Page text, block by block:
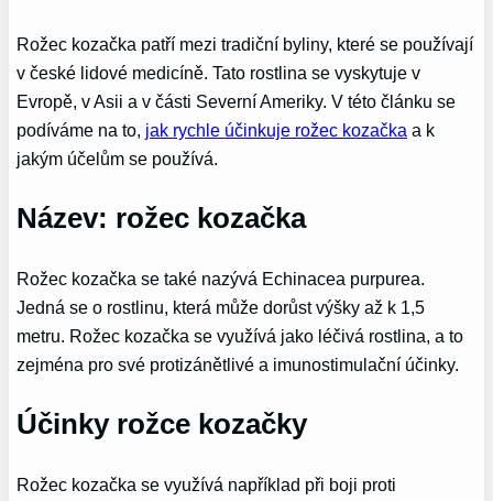
Rožec kozačka patří mezi tradiční byliny, které se používají
v české lidové medicíně. Tato rostlina se vyskytuje v
Evropě, v Asii a v části Severní Ameriky. V této článku se
podíváme na to, jak rychle účinkuje rožec kozačka a k
jakým účelům se používá.
Název: rožec kozačka
Rožec kozačka se také nazývá Echinacea purpurea.
Jedná se o rostlinu, která může dorůst výšky až k 1,5
metru. Rožec kozačka se využívá jako léčivá rostlina, a to
zejména pro své protizánětlivé a imunostimulační účinky.
Účinky rožce kozačky
Rožec kozačka se využívá například při boji proti